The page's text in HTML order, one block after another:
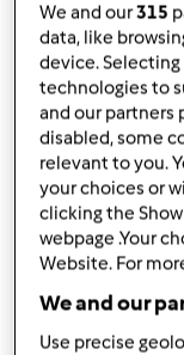
aveia
We and our315
data, like
device.
technologies to
and our partners
disabled, some
relevant to you.
your choices or
clicking the
webpage .Your
Website. For
We and our
Use precise